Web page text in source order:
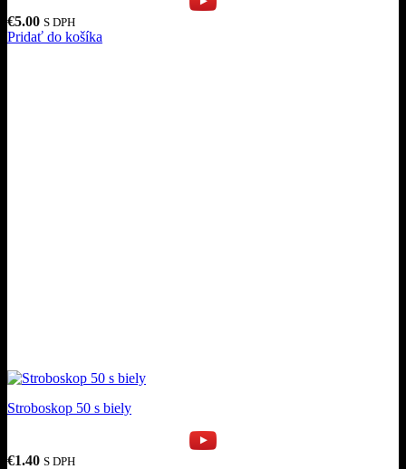
€5.00 S DPH
Pridať do košíka
Stroboskop 50 s biely
€1.40 S DPH